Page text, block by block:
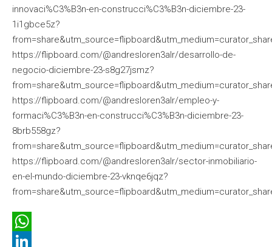
innovaci%C3%B3n-en-construcci%C3%B3n-diciembre-23-
1i1gbce5z?
https://flipboard.com/@andresloren3alr/desarrollo-de-
negocio-diciembre-23-s8g27jsmz?
https://flipboard.com/@andresloren3alr/empleo-y-
formaci%C3%B3n-en-construcci%C3%B3n-diciembre-23-
8brb558gz?
https://flipboard.com/@andresloren3alr/sector-inmobiliario-
en-el-mundo-diciembre-23-vknqe6jqz?
WhatsApp